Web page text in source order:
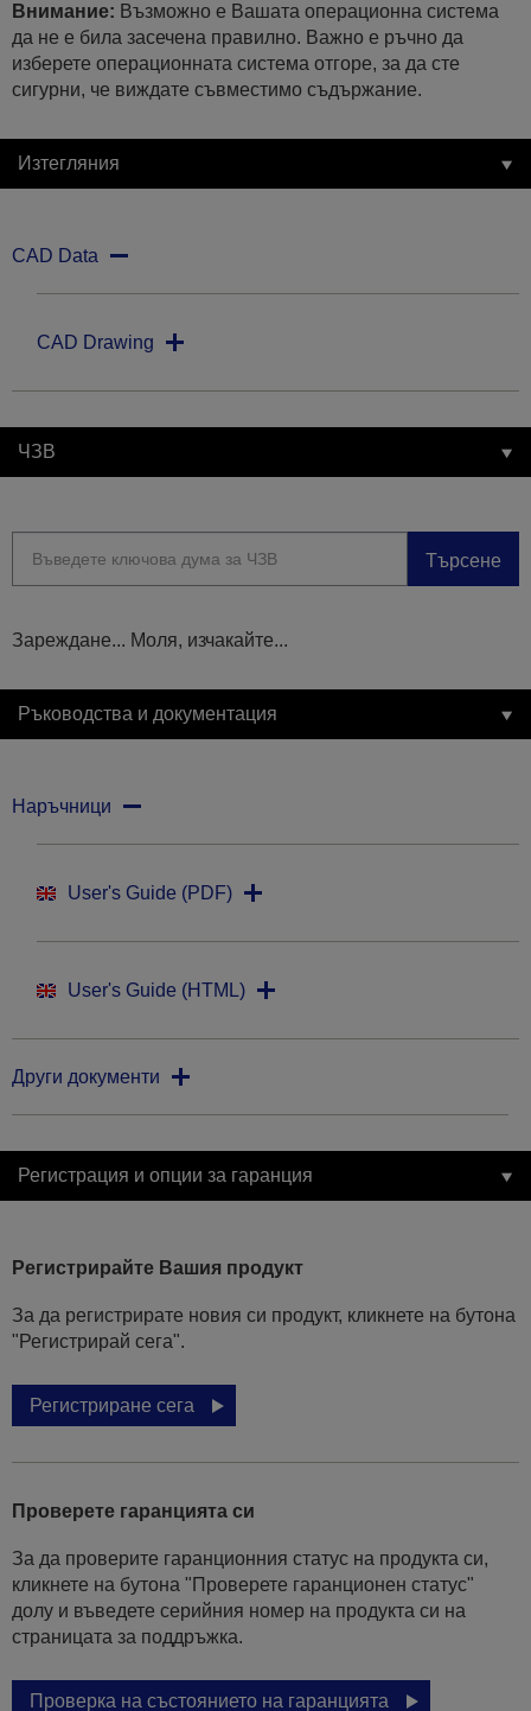
Внимание: Възможно е Вашата операционна система
да не е била засечена правилно. Важно е ръчно да
изберете операционната система отгоре, за да сте
сигурни, че виждате съвместимо съдържание.
Изтегляния
CAD Data
CAD Drawing
ЧЗВ
Търсене
Зареждане... Моля, изчакайте...
Ръководства и документация
Наръчници
User's Guide (PDF)
User's Guide (HTML)
Други документи
Регистрация и опции за гаранция
Регистрирайте Вашия продукт
За да регистрирате новия си продукт, кликнете на бутона
"Регистрирай сега".
Регистриране сега
Проверете гаранцията си
За да проверите гаранционния статус на продукта си,
кликнете на бутона "Проверете гаранционен статус"
долу и въведете серийния номер на продукта си на
страницата за поддръжка.
Проверка на състоянието на гаранцията